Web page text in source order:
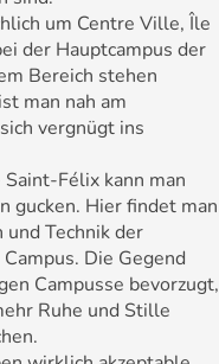
um Centre Ville, Île
der Hauptcampus der
Bereich stehen
man nah am
vergnügt ins
Félix kann man
gucken. Hier findet man
Technik der
Die Gegend
Campusse bevorzugt,
Ruhe und Stille